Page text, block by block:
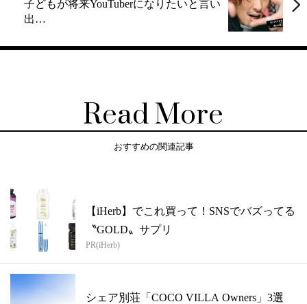
子どもが将来YouTuberになりたいと言い
出…
Read More
おすすめの関連記事
【iHerb】でこれ買って！SNSでバズってる
〝GOLD〟サプリ
PR(iHerb)
シェア別荘「COCO VILLA Owners」3選